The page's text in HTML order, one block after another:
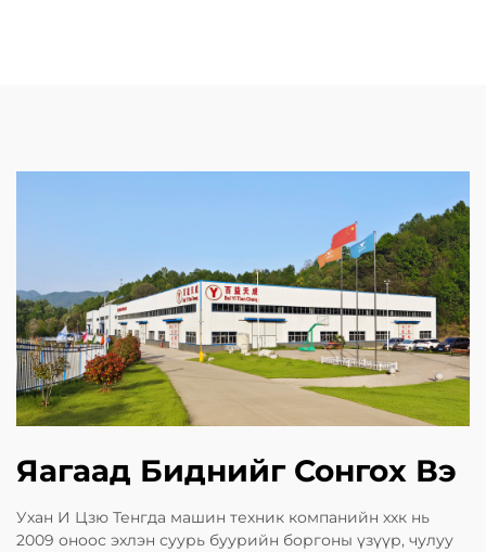
Яагаад Биднийг Сонгох Вэ
Ухан И Цзю Тенгда машин техник компанийн ххк нь
2009 оноос эхлэн суурь буурийн боргоны үзүүр, чулуу